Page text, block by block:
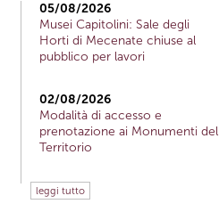
05/08/2026
Musei Capitolini: Sale degli
Horti di Mecenate chiuse al
pubblico per lavori
02/08/2026
Modalità di accesso e
prenotazione ai Monumenti del
Territorio
leggi tutto